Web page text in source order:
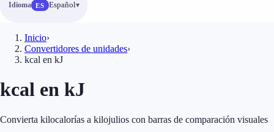
Idioma ES Español
Inicio›
Convertidores de unidades›
kcal en kJ
kcal en kJ
Convierta kilocalorías a kilojulios con barras de comparación visuales